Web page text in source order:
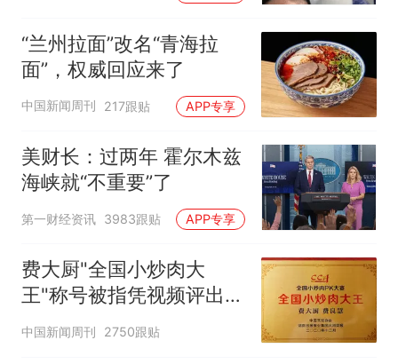
“兰州拉面”改名“青海拉
面”，权威回应来了
中国新闻周刊 217跟贴 APP专享
美财长：过两年 霍尔木兹
海峡就“不重要”了
第一财经资讯 3983跟贴 APP专享
费大厨"全国小炒肉大
王"称号被指凭视频评出
官方回应
中国新闻周刊 2750跟贴